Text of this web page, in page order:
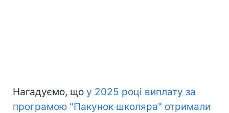
Нагадуємо, що у 2025 році виплату за
програмою "Пакунок школяра" отримали